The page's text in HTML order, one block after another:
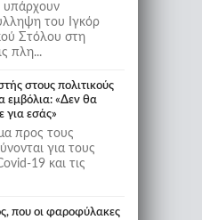
υπάρχουν
του Ιγκόρ
Στόλου στη
πλη...
στους πολιτικούς
εμβόλια: «Δεν θα
για εσάς»
προς τους
για τους
19 και τις
που οι φαροφύλακες